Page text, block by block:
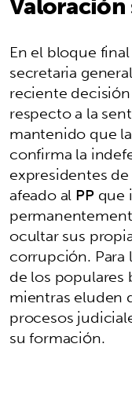
En el bloque
secretaria
reciente
respecto a la
mantenido que
confirma la
expresidentes
afeado alPPque
ocultar sus
corrupción. Para
de los
mientras eluden
procesos
su formación.